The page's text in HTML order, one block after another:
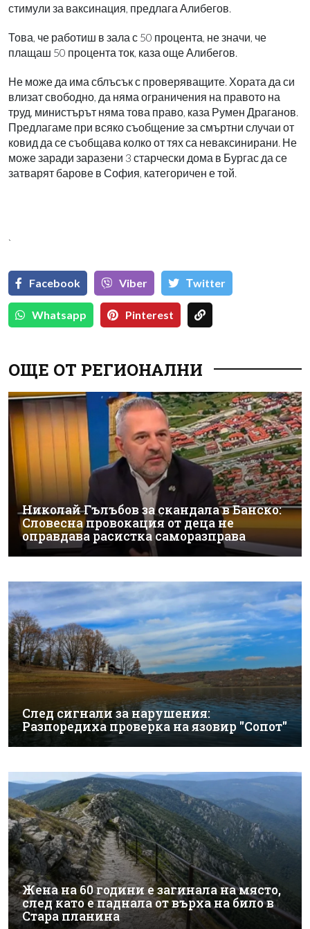
стимули за ваксинация, предлага Алибегов.
Това, че работиш в зала с 50 процента, не значи, че
плащаш 50 процента ток, каза още Алибегов.
Не може да има сблъсък с проверяващите. Хората да си
влизат свободно, да няма ограничения на правото на
труд, министърът няма това право, каза Румен Драганов.
Предлагаме при всяко съобщение за смъртни случаи от
ковид да се съобщава колко от тях са неваксинирани. Не
може заради заразени 3 старчески дома в Бургас да се
затварят барове в София, категоричен е той.
`
Facebook Viber Тwitter
Whatsapp Pinterest
ОЩЕ ОТ РЕГИОНАЛНИ
Николай Гълъбов за скандала в Банско:
Словесна провокация от деца не
оправдава расистка саморазправа
След сигнали за нарушения:
Разпоредиха проверка на язовир "Сопот"
Жена на 60 години е загинала на място,
след като е паднала от върха на било в
Стара планина